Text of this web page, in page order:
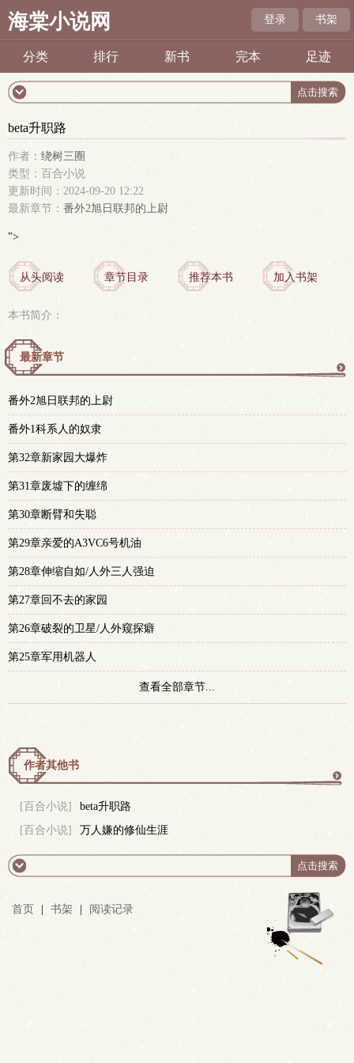
海棠小说网 登录 书架
分类 排行 新书 完本 足迹
beta升职路
作者： 绕树三圈
类型：百合小说
更新时间：2024-09-20 12:22
最新章节： 番外2旭日联邦的上尉
">
从头阅读 章节目录 推荐本书 加入书架
本书简介：
最新章节
番外2旭日联邦的上尉
番外1科系人的奴隶
第32章新家园大爆炸
第31章废墟下的缠绵
第30章断臂和失聪
第29章亲爱的A3VC6号机油
第28章伸缩自如/人外三人强迫
第27章回不去的家园
第26章破裂的卫星/人外窥探癖
第25章军用机器人
查看全部章节...
作者其他书
[百合小说]
beta升职路
[百合小说]
万人嫌的修仙生涯
首页 书架 阅读记录